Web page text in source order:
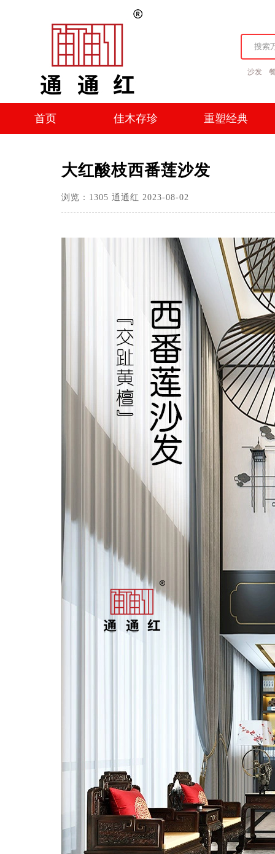
沙发
首页
首页
佳木存珍
佳木存珍
重塑经典
大红酸枝西番莲沙发
浏览： 1305 通通红 2023-08-02